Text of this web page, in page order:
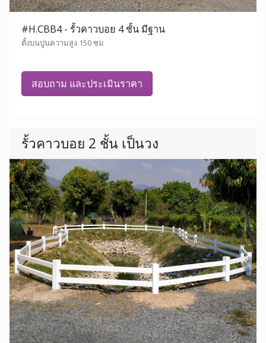
#H.CBB4 - รั้วคาวบอย 4 ชั้น มีฐาน
ตั้งบนปูนความสูง 150 ซม
สอบถาม และประเมินราคา
รั้วคาวบอย 2 ชั้น เป็นวง